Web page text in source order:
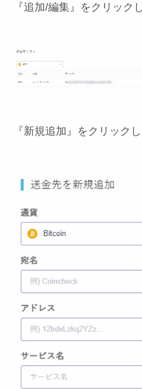
『追加/編集』をクリック
『新規追加』をクリック